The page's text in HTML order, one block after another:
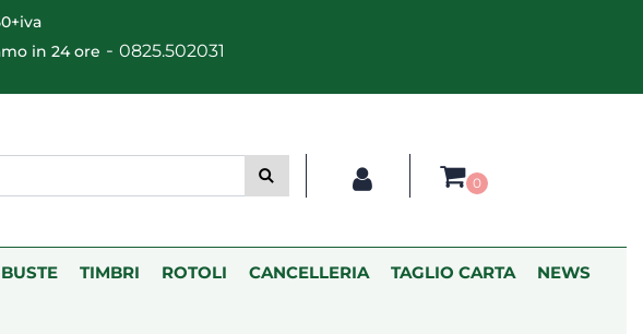
in 24 ore - 0825.502031
0
BUSTE TIMBRI ROTOLI CANCELLERIA TAGLIO CARTA NEWS